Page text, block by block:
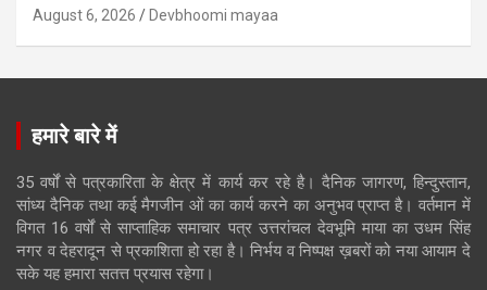
August 6, 2026 Devbhoomi mayaa
हमारे बारे में
35 वर्षों से पत्रकारिता के क्षेत्र में कार्य कर रहे है। दैनिक जागरण, हिन्दुस्तान,
सांध्य दैनिक तथा कई मैगजीन ओं का कार्य करने का अनुभव प्राप्त है। वर्तमान में
विगत 16 वर्षों से साप्ताहिक समाचार पत्र उत्तरांचल देवभूमि माया का उधम सिंह
नगर व देहरादून से प्रकाशिता हो रहा है। निर्भय व निष्पक्ष ख़बरों को नया आयाम दे
सके यह हमारा सतत्त प्रयास रहेगा।